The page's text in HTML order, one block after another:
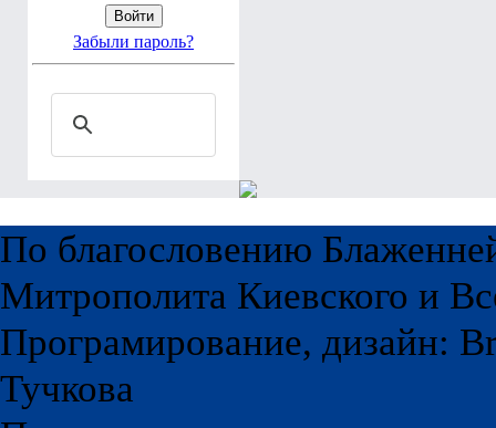
Забыли пароль?
По благословению
Митрополита Киевского и
Програмирование, дизайн:
Тучкова